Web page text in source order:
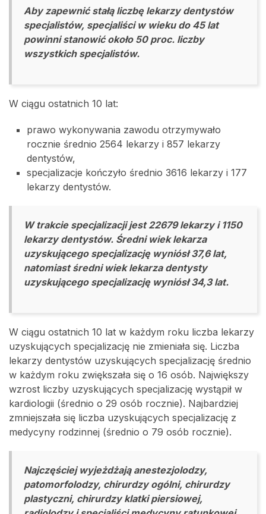
Aby zapewnić stałą liczbę lekarzy dentystów
specjalistów, specjaliści w wieku do 45 lat
powinni stanowić około 50 proc. liczby
wszystkich specjalistów.
W ciągu ostatnich 10 lat:
prawo wykonywania zawodu otrzymywało
rocznie średnio 2564 lekarzy i 857 lekarzy
dentystów,
specjalizacje kończyło średnio 3616 lekarzy i 177
lekarzy dentystów.
W trakcie specjalizacji jest 22679 lekarzy i 1150
lekarzy dentystów. Średni wiek lekarza
uzyskującego specjalizację wyniósł 37,6 lat,
natomiast średni wiek lekarza dentysty
uzyskującego specjalizację wyniósł 34,3 lat.
W ciągu ostatnich 10 lat w każdym roku liczba lekarzy
uzyskujących specjalizację nie zmieniała się. Liczba
lekarzy dentystów uzyskujących specjalizację średnio
w każdym roku zwiększała się o 16 osób. Największy
wzrost liczby uzyskujących specjalizację wystąpił w
kardiologii (średnio o 29 osób rocznie). Najbardziej
zmniejszała się liczba uzyskujących specjalizację z
medycyny rodzinnej (średnio o 79 osób rocznie).
Najczęściej wyjeżdżają anestezjolodzy,
patomorfolodzy, chirurdzy ogólni, chirurdzy
plastyczni, chirurdzy klatki piersiowej,